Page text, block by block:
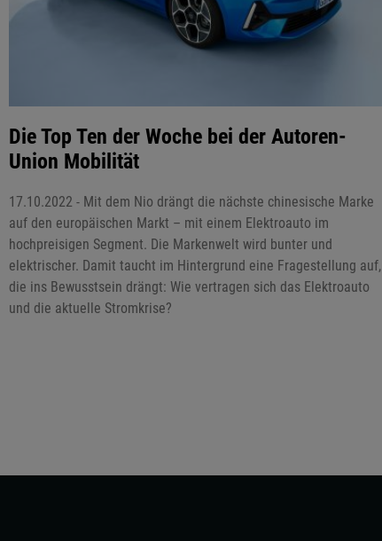
Die Top Ten der Woche bei der Autoren-
Union Mobilität
17.10.2022 - Mit dem Nio drängt die nächste chinesische Marke
auf den europäischen Markt – mit einem Elektroauto im
hochpreisigen Segment. Die Markenwelt wird bunter und
elektrischer. Damit taucht im Hintergrund eine Fragestellung auf,
die ins Bewusstsein drängt: Wie vertragen sich das Elektroauto
und die aktuelle Stromkrise?